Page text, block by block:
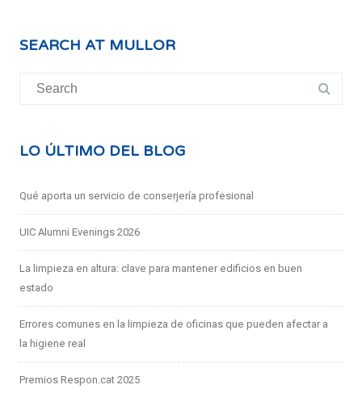
SEARCH AT MULLOR
for:
LO ÚLTIMO DEL BLOG
Qué aporta un servicio de conserjería profesional
UIC Alumni Evenings 2026
La limpieza en altura: clave para mantener edificios en buen
estado
Errores comunes en la limpieza de oficinas que pueden afectar a
la higiene real
Premios Respon.cat 2025